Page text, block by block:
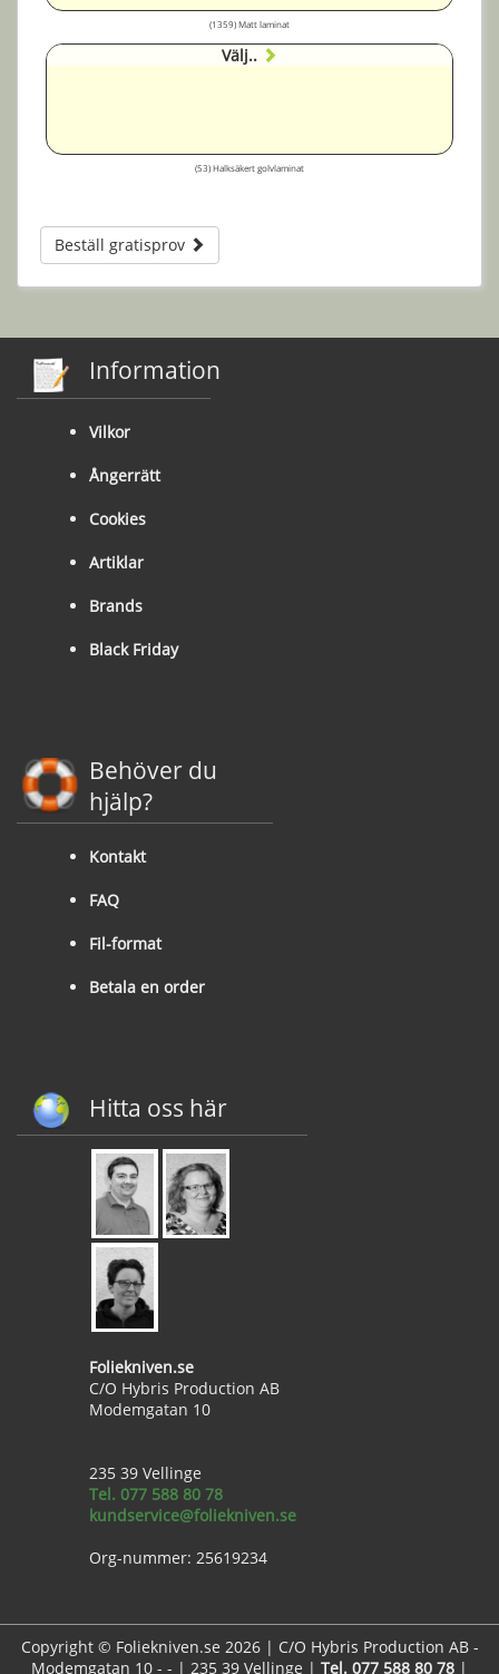
(1359) Matt laminat
Välj..
(53) Halksäkert golvlaminat
Beställ gratisprov
Information
Vilkor
Ångerrätt
Cookies
Artiklar
Brands
Black Friday
Behöver du
hjälp?
Kontakt
FAQ
Fil-format
Betala en order
Hitta oss här
Foliekniven.se
C/O Hybris Production AB
Modemgatan 10
235 39 Vellinge
Tel. 077 588 80 78
kundservice@foliekniven.se
Org-nummer: 25619234
Copyright © Foliekniven.se 2026 | C/O Hybris Production AB -
Modemgatan 10 - - | 235 39 Vellinge | Tel. 077 588 80 78 |